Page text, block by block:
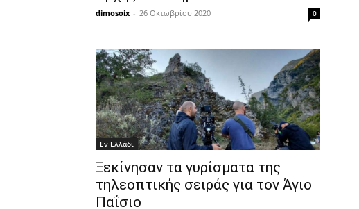
dimosoix - 26 Οκτωβρίου 2020 0
Εν Ελλάδι
Ξεκίνησαν τα γυρίσματα της
τηλεοπτικής σειράς για τον Άγιο
Παΐσιο